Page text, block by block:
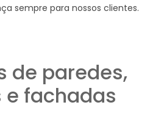
sempre para nossos clientes.
de paredes,
e fachadas